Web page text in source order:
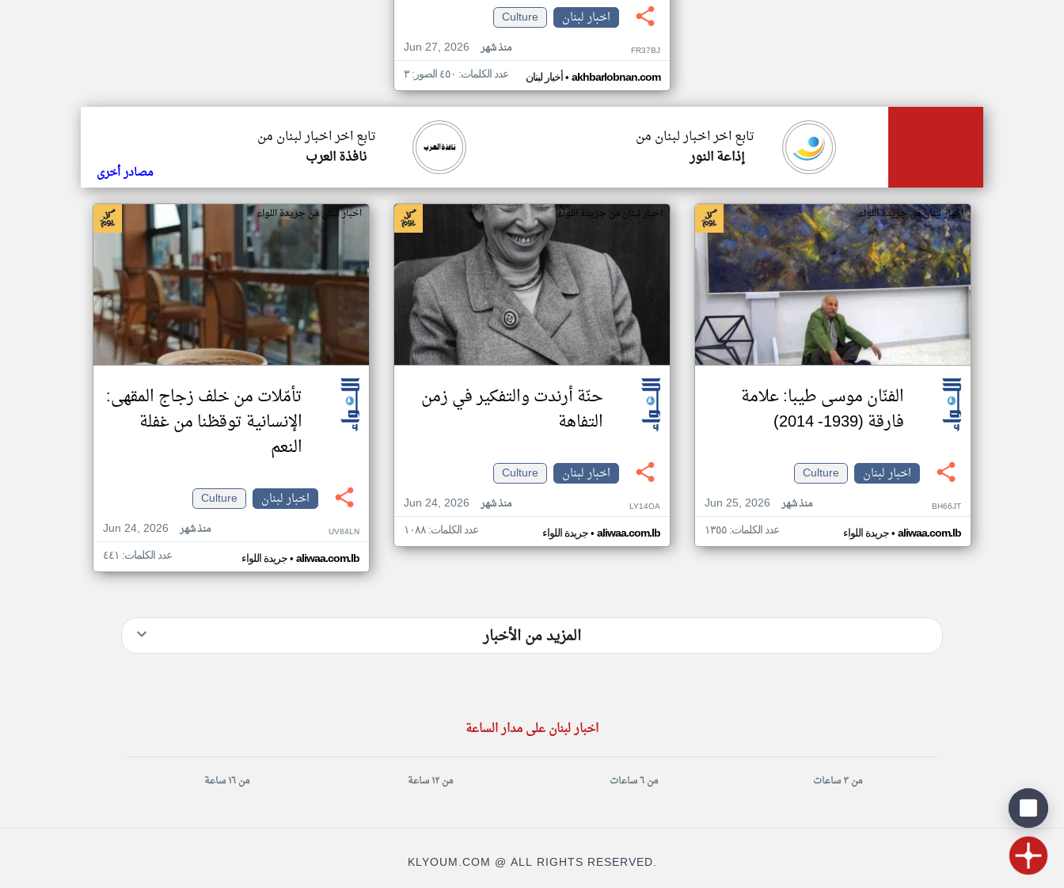
اخبار لبنان
Culture
Jun 27, 2026
منذ شهر FR37BJ
أخبار لبنان• akhbarlobnan.com عدد الكلمات: ٤٥٠ الصور: ٣
تابع اخر اخبار لبنان من
نافذة العرب
تابع اخر اخبار لبنان من
إذاعة النور
مصادر أخرى
اخبار لبنان من جريدة اللواء
الفنّان موسى طيبا: علامة
فارقة (1939- 2014)
اخبار لبنان
Culture
Jun 25, 2026
منذ شهر BH66JT
جريدة اللواء• aliwaa.com.lb عدد الكلمات: ١٣٥٥
اخبار لبنان من جريدة اللواء
حنّة أرندت والتفكير في زمن
التفاهة
اخبار لبنان
Culture
Jun 24, 2026
منذ شهر LY14OA
جريدة اللواء• aliwaa.com.lb عدد الكلمات: ١٠٨٨
اخبار لبنان من جريدة اللواء
تأمّلات من خلف زجاج المقهى:
الإنسانية توقظنا من غفلة
النعم
اخبار لبنان
Culture
Jun 24, 2026
منذ شهر UV84LN
جريدة اللواء• aliwaa.com.lb عدد الكلمات: ٤٤١
المزيد من الأخبار
اخبار لبنان على مدار الساعة
من ٣ ساعات من ٦ ساعات من ١٢ ساعة من ١٦ ساعة
KLYOUM.COM @ ALL RIGHTS RESERVED.